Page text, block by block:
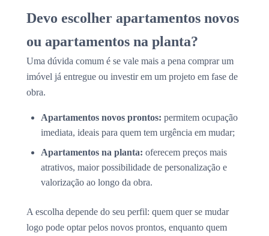
Devo escolher apartamentos novos
ou apartamentos na planta?
Uma dúvida comum é se vale mais a pena comprar um
imóvel já entregue ou investir em um projeto em fase de
obra.
Apartamentos novos prontos: permitem ocupação
imediata, ideais para quem tem urgência em mudar;
Apartamentos na planta: oferecem preços mais
atrativos, maior possibilidade de personalização e
valorização ao longo da obra.
A escolha depende do seu perfil: quem quer se mudar
logo pode optar pelos novos prontos, enquanto quem